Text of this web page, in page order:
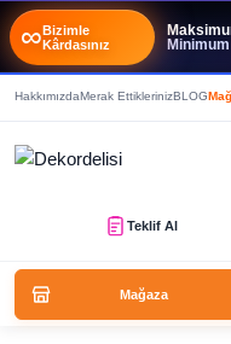
∞Bizimle
Kârdasınız
HakkımızdaMerak EttiklerinizBLOG
Teklif Al
Mağaza